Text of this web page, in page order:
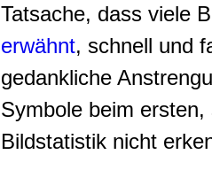
Tatsache, dass viele
erwähnt, schnell und
gedankliche
Symbole beim
Bildstatistik nicht